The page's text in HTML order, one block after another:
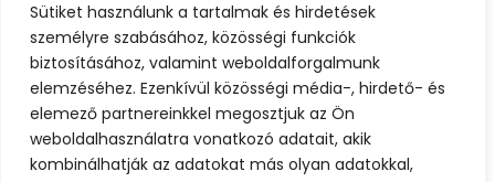
Sütiket használunk a tartalmak és hirdetések
személyre szabásához, közösségi funkciók
biztosításához, valamint weboldalforgalmunk
elemzéséhez. Ezenkívül közösségi média-, hirdető- és
elemező partnereinkkel megosztjuk az Ön
weboldalhasználatra vonatkozó adatait, akik
kombinálhatják az adatokat más olyan adatokkal,
Enough!
It's just fully
customizble